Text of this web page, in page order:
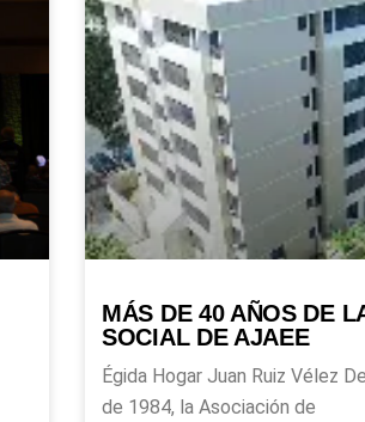
MÁS DE 40 AÑOS DE
SOCIAL DE AJAEE
Égida Hogar Juan Ruiz Vélez
de 1984, la Asociación de